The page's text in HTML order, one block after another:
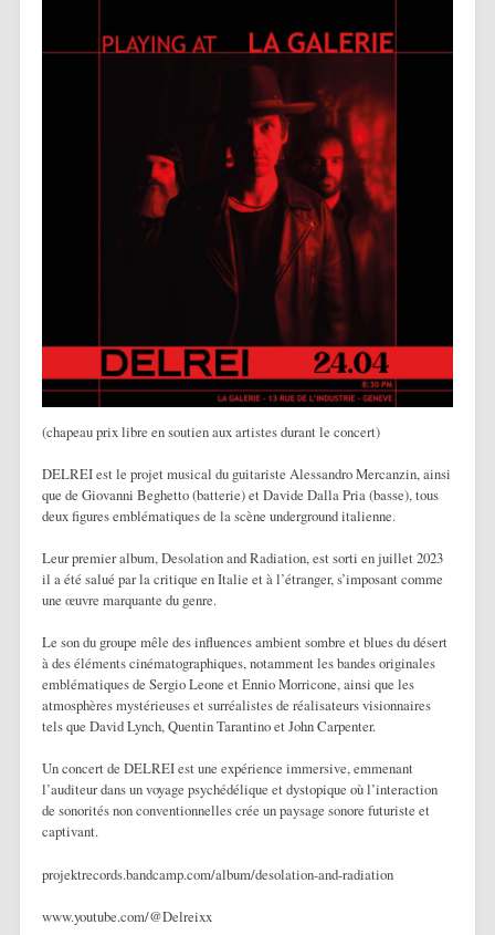
(chapeau prix libre en soutien aux artistes durant le concert)
DELREI est le projet musical du guitariste Alessandro Mercanzin, ainsi
que de Giovanni Beghetto (batterie) et Davide Dalla Pria (basse), tous
deux figures emblématiques de la scène underground italienne.
Leur premier album, Desolation and Radiation, est sorti en juillet 2023
il a été salué par la critique en Italie et à l’étranger, s’imposant comme
une œuvre marquante du genre.
Le son du groupe mêle des influences ambient sombre et blues du désert
à des éléments cinématographiques, notamment les bandes originales
emblématiques de Sergio Leone et Ennio Morricone, ainsi que les
atmosphères mystérieuses et surréalistes de réalisateurs visionnaires
tels que David Lynch, Quentin Tarantino et John Carpenter.
Un concert de DELREI est une expérience immersive, emmenant
l’auditeur dans un voyage psychédélique et dystopique où l’interaction
de sonorités non conventionnelles crée un paysage sonore futuriste et
captivant.
projektrecords.bandcamp.com/album/desolation-and-radiation
www.youtube.com/@Delreixx